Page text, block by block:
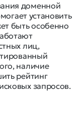
доменной
установить
быть особенно
лиц,
наличие
рейтинг
запросов.